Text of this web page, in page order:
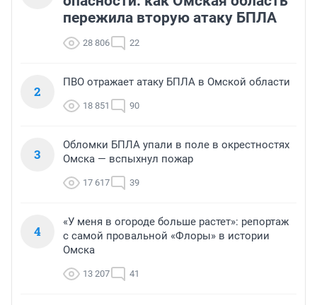
пережила вторую атаку БПЛА
28 806 22
2
ПВО отражает атаку БПЛА в Омской области
18 851 90
3
Обломки БПЛА упали в поле в окрестностях
Омска — вспыхнул пожар
17 617 39
4
«У меня в огороде больше растет»: репортаж
с самой провальной «Флоры» в истории
Омска
13 207 41